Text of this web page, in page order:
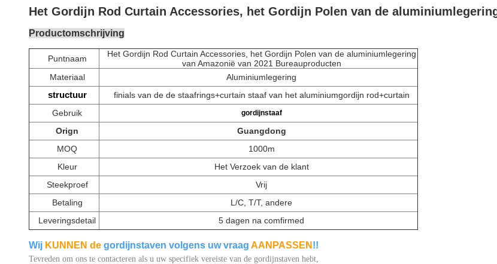
Het Gordijn Rod Curtain Accessories, het Gordijn Polen van de
Productomschrijving
Puntnaam
Het Gordijn Rod Curtain Accessories, het Gordijn Polen van de aluminiumlegering
van Amazonië van 2021 Bureauproducten
Materiaal
Aluminiumlegering
structuur
finials van de de staafrings+curtain staaf van het aluminiumgordijn rod+curtain
Gebruik
gordijnstaaf
Orign
Guangdong
MOQ
1000m
Kleur
Het Verzoek van de klant
Steekproef
Vrij
Betaling
L/C, T/T, andere
Leveringsdetail
5 dagen na comfirmed
Wij KUNNEN de gordijnstaven volgens uw vraag AANPASSEN !!
Tevreden om ons te contacteren als u uw specifiek vereiste van de gordijnstaven hebt,